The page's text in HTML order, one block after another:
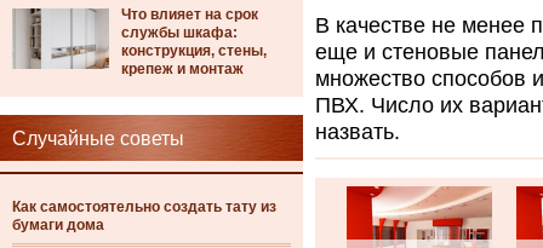
Что влияет на срок
службы шкафа:
конструкция, стены,
крепеж и монтаж
Случайные советы
Как самостоятельно создать тату из
бумаги дома
В качестве не менее
еще и стеновые
множество способов
ПВХ. Число их
назвать.